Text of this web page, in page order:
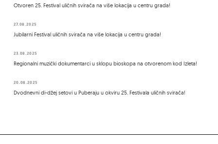
Otvoren 25. Festival uličnih svirača na više lokacija u centru grada!
27.08.2025
Jubilarni Festival uličnih svirača na više lokacija u centru grada!
23.08.2025
Regionalni muzički dokumentarci u sklopu bioskopa na otvorenom kod Izleta!
20.08.2025
Dvodnevni di-džej setovi u Puberaju u okviru 25. Festivala uličnih svirača!